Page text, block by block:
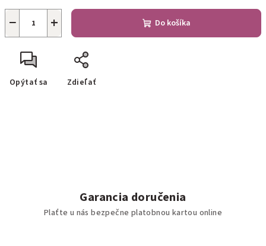
+
− Do košíka
Opýtať sa Zdieľať
Garancia doručenia
Plaťte u nás bezpečne platobnou kartou online